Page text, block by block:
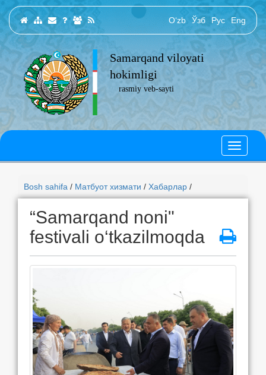
O‘zb Ўзб Рус Eng
Samarqand viloyati
hokimligi
rasmiy veb-sayti
Bosh sahifa / Матбуот хизмати / Хабарлар /
“Samarqand noni"
festivali o‘tkazilmoqda